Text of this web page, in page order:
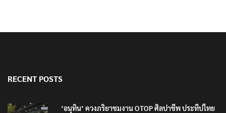
RECENT POSTS
‘อนุทิน’ ควงภริยาชมงาน OTOP ศิลปาชีพ ประทีปไทย